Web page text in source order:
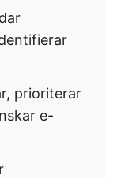
prioriterar
e-